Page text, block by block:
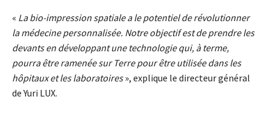
« La bio-impression spatiale a le potentiel de révolutionner
la médecine personnalisée. Notre objectif est de prendre les
devants en développant une technologie qui, à terme,
pourra être ramenée sur Terre pour être utilisée dans les
hôpitaux et les laboratoires», explique le directeur général
de Yuri LUX.